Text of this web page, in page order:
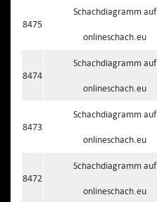
8475
Schachdiagramm auf
onlineschach.eu
8474
Schachdiagramm auf
onlineschach.eu
8473
Schachdiagramm auf
onlineschach.eu
8472
Schachdiagramm auf
onlineschach.eu